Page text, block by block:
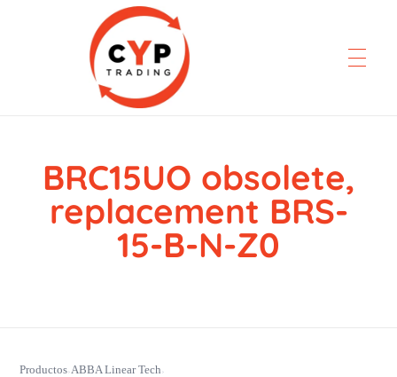
CYP Trading
Professionelle Ersatzteilbeschaffung
BRC15UO obsolete,
replacement BRS-
15-B-N-Z0
Productos›ABBA Linear Tech›